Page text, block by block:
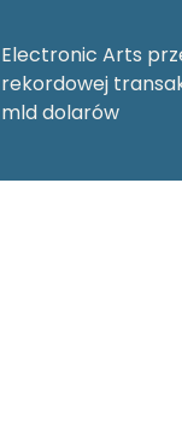
Electronic Arts
rekordowej
mld dolarów